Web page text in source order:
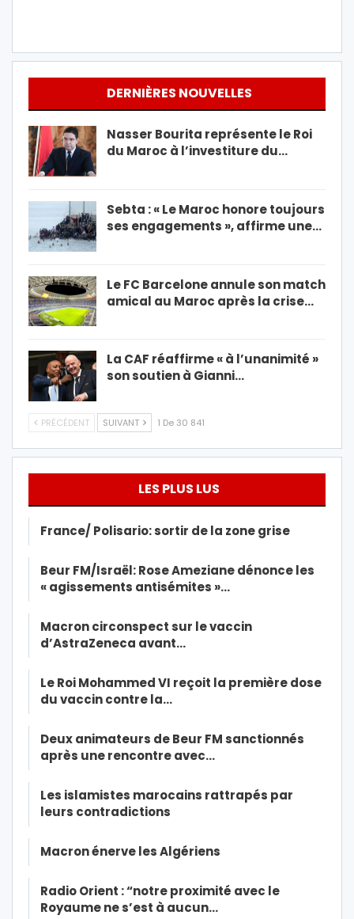
DERNIÈRES NOUVELLES
Nasser Bourita représente le Roi
du Maroc à l’investiture du…
Sebta : « Le Maroc honore toujours
ses engagements », affirme une…
Le FC Barcelone annule son match
amical au Maroc après la crise…
La CAF réaffirme « à l’unanimité »
son soutien à Gianni…
PRÉCÉDENT SUIVANT 1 De 30 841
LES PLUS LUS
France/ Polisario: sortir de la zone grise
Beur FM/Israël: Rose Ameziane dénonce les
« agissements antisémites »…
Macron circonspect sur le vaccin
d’AstraZeneca avant…
Le Roi Mohammed VI reçoit la première dose
du vaccin contre la…
Deux animateurs de Beur FM sanctionnés
après une rencontre avec…
Les islamistes marocains rattrapés par
leurs contradictions
Macron énerve les Algériens
Radio Orient : “notre proximité avec le
Royaume ne s’est à aucun…